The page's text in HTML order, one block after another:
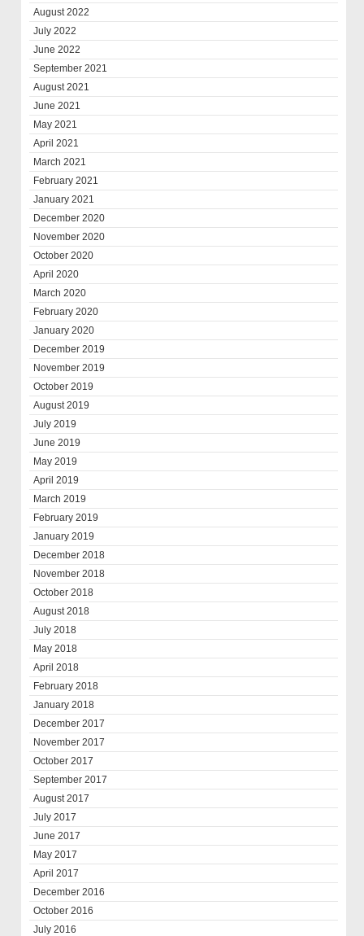
August 2022
July 2022
June 2022
September 2021
August 2021
June 2021
May 2021
April 2021
March 2021
February 2021
January 2021
December 2020
November 2020
October 2020
April 2020
March 2020
February 2020
January 2020
December 2019
November 2019
October 2019
August 2019
July 2019
June 2019
May 2019
April 2019
March 2019
February 2019
January 2019
December 2018
November 2018
October 2018
August 2018
July 2018
May 2018
April 2018
February 2018
January 2018
December 2017
November 2017
October 2017
September 2017
August 2017
July 2017
June 2017
May 2017
April 2017
December 2016
October 2016
July 2016